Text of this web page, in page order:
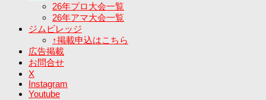
26年プロ大会一覧
26年アマ大会一覧
ジムビレッジ
↑掲載申込はこちら
広告掲載
お問合せ
X
Instagram
Youtube